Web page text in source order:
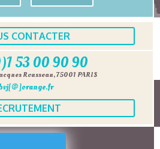
CONTACTER
53 00 90 90
Rousseau, 75001 PARIS